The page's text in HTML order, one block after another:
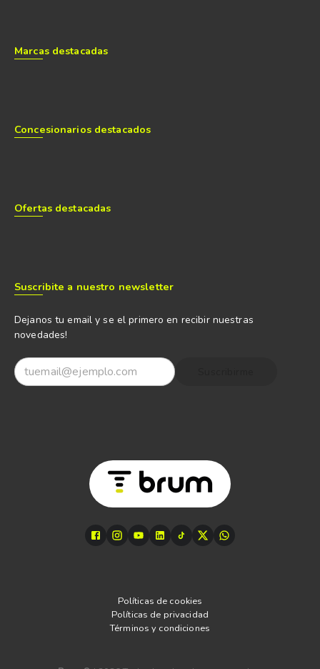
Marcas destacadas
Concesionarios destacados
Ofertas destacadas
Suscribite a nuestro newsletter
Dejanos tu email y se el primero en recibir nuestras
novedades!
Políticas de cookies
Políticas de privacidad
Términos y condiciones